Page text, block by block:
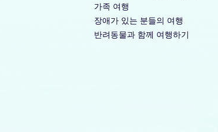
가족 여행
장애가 있는 분들의 여행
반려동물과 함께 여행하기